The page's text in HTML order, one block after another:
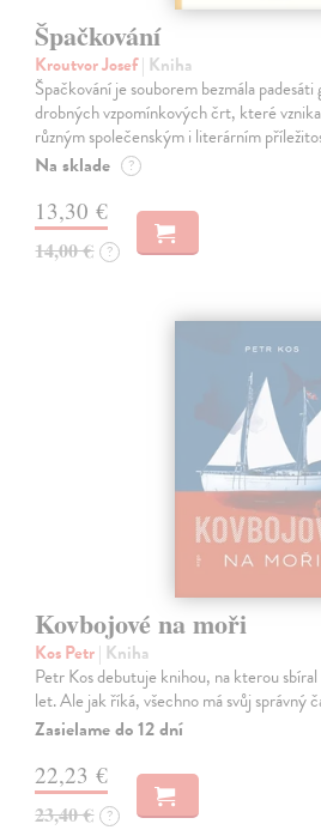
Špačkování
Kroutvor Josef| Kniha
Špačkování je souborem bezmála
drobných vzpomínkových črt, které
různým společenským i literárním
Na sklade ?
13,30 €
14,00 € ?
Kovbojové na moři
Kos Petr| Kniha
Petr Kos debutuje knihou, na kterou
let. Ale jak říká, všechno má svůj správný
Zasielame do 12 dní
22,23 €
23,40 € ?